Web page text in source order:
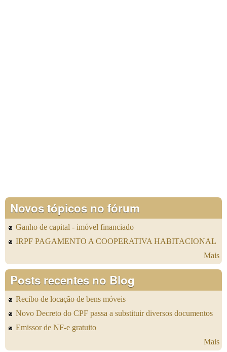
Novos tópicos no fórum
Ganho de capital - imóvel financiado
IRPF PAGAMENTO A COOPERATIVA HABITACIONAL
Mais
Posts recentes no Blog
Recibo de locação de bens móveis
Novo Decreto do CPF passa a substituir diversos documentos
Emissor de NF-e gratuito
Mais